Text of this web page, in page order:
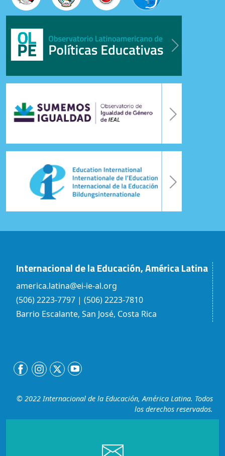
Internacional de la Educación, América Latina
america.latina@ei-ie-al.org
(506) 2223-7797 | (506) 2223-7810
Barrio Escalante, San José, Costa Rica
© 2022 Internacional de la Educación, América Latina. Todos
los derechos reservados.